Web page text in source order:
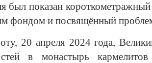
был показан
фондом и посвящённый
20 апреля 2024 года,
в монастырь